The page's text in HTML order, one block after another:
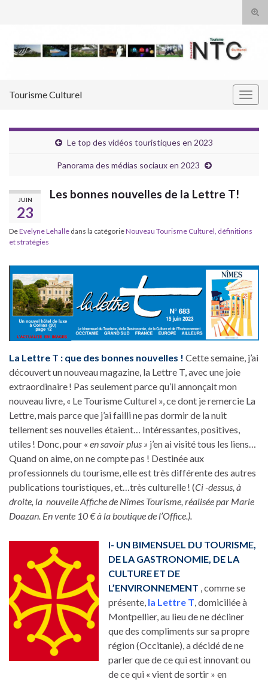
Tourisme Culturel
Le top des vidéos touristiques en 2023
Panorama des médias sociaux en 2023
JUIN
23
Les bonnes nouvelles de la Lettre T!
DeEvelyne Lehalle dans la catégorieNouveau Tourisme Culturel, définitions
et stratégies
La Lettre T : que des bonnes nouvelles ! Cette semaine, j’ai
découvert un nouveau magazine, la Lettre T, avec une joie
extraordinaire ! Pas seulement parce qu’il annonçait mon
nouveau livre, « Le Tourisme Culturel », ce dont je remercie La
Lettre, mais parce que j’ai failli ne pas dormir de la nuit
tellement ses nouvelles étaient… Intéressantes, positives,
utiles ! Donc, pour « en savoir plus » j’en ai visité tous les liens…
Quand on aime, on ne compte pas ! Destinée aux
professionnels du tourisme, elle est très différente des autres
publications touristiques, et…très culturelle ! (Ci -dessus, à
droite, la nouvelle Affiche de Nîmes Tourisme, réalisée par Marie
Doazan. En vente 10 € à la boutique de l’Office.).
I- UN BIMENSUEL DU TOURISME,
DE LA GASTRONOMIE, DE LA
CULTURE ET DE
L’ENVIRONNEMENT , comme se
présente, la Lettre T , domiciliée à
Montpellier, au lieu de ne décliner
que des compliments sur sa propre
région (Occitanie), a décidé de ne
parler que de ce qui est innovant ou
de ce qui « vient de sortir » en